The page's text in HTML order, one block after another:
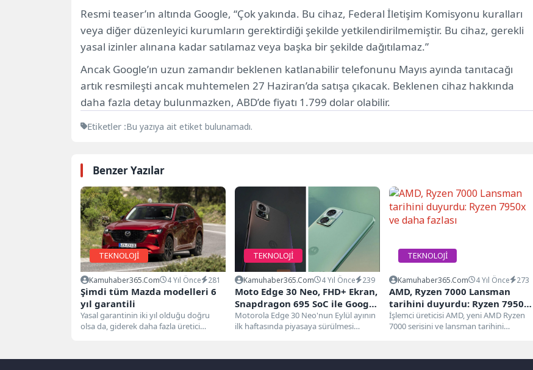
Resmi teaser’ın altında Google, “Çok yakında. Bu cihaz, Federal İletişim Komisyonu kuralları
veya diğer düzenleyici kurumların gerektirdiği şekilde yetkilendirilmemiştir. Bu cihaz, gerekli
yasal izinler alınana kadar satılamaz veya başka bir şekilde dağıtılamaz.”
Ancak Google’ın uzun zamandır beklenen katlanabilir telefonunu Mayıs ayında tanıtacağı
artık resmileşti ancak muhtemelen 27 Haziran’da satışa çıkacak. Beklenen cihaz hakkında
daha fazla detay bulunmazken, ABD’de fiyatı 1.799 dolar olabilir.
Etiketler :Bu yazıya ait etiket bulunamadı.
Benzer Yazılar
TEKNOLOJİ
Kamuhaber365.com 4 Yıl Önce 281
Şimdi tüm Mazda modelleri 6
yıl garantili
Yasal garantinin iki yıl olduğu doğru
olsa da, giderek daha fazla üretici
TEKNOLOJİ
Kamuhaber365.com 4 Yıl Önce 239
Moto Edge 30 Neo, FHD+ Ekran,
Snapdragon 695 SoC ile Google
Play Console’da Görüldü
Motorola Edge 30 Neo'nun Eylül ayının
ilk haftasında piyasaya sürülmesi
TEKNOLOJİ
Kamuhaber365.com 4 Yıl Önce 273
AMD, Ryzen 7000 Lansman
tarihini duyurdu: Ryzen 7950x
ve daha fazlası
İşlemci üreticisi AMD, yeni AMD Ryzen
7000 serisini ve lansman tarihini